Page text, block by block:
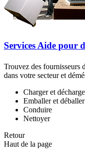
Services Aide pour
Trouvez des fournisseurs
dans votre secteur et
Charger et
Emballer et déballer
Conduire
Nettoyer
Retour
Haut de la page